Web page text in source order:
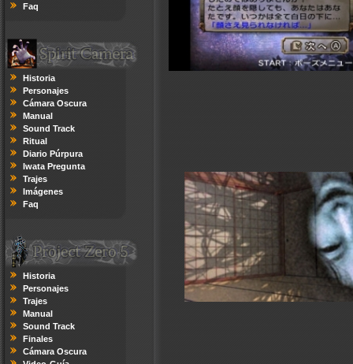
Faq
Historia
Personajes
Cámara Oscura
Manual
Sound Track
Ritual
Diario Púrpura
Iwata Pregunta
Trajes
Imágenes
Faq
Historia
Personajes
Trajes
Manual
Sound Track
Finales
Cámara Oscura